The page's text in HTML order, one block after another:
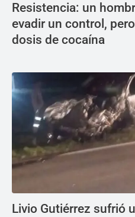
Resistencia: un
evadir un control,
dosis de cocaína
Livio Gutiérrez sufrió